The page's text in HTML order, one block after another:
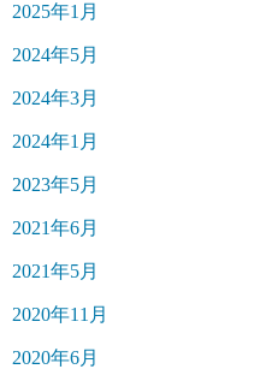
2025年1月
2024年5月
2024年3月
2024年1月
2023年5月
2021年6月
2021年5月
2020年11月
2020年6月